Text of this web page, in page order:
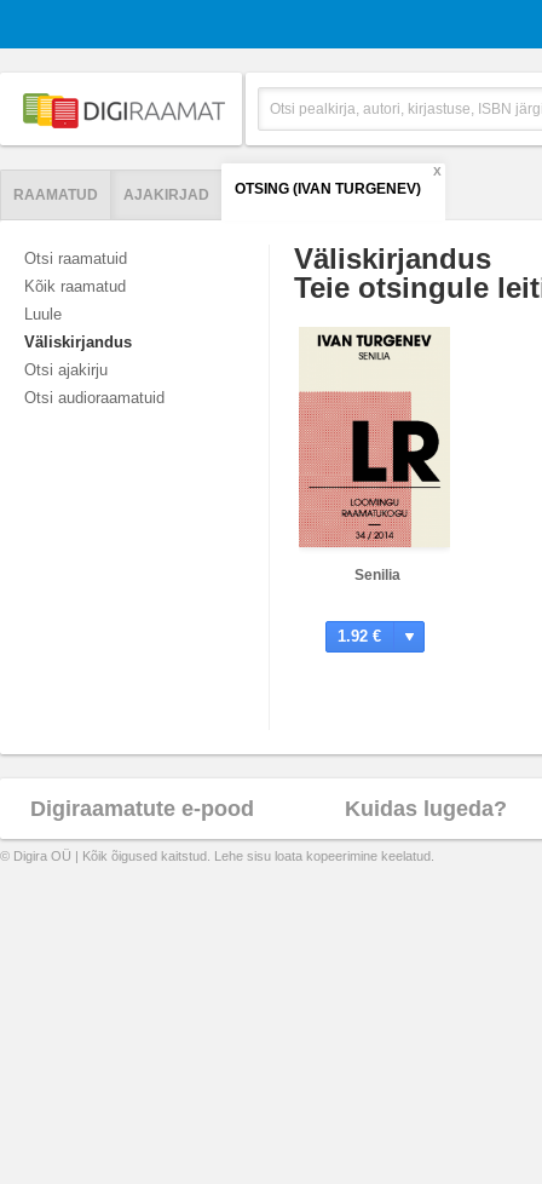
RAAMATUD AJAKIRJAD OTSING (IVAN TURGENEV)
X
Otsi raamatuid
Kõik raamatud
Luule
Väliskirjandus
Otsi ajakirju
Otsi audioraamatuid
Väliskirjandus
Teie otsingule
Senilia
1.92 €
Digiraamatute e-pood Kuidas lugeda?
© Digira OÜ | Kõik õigused kaitstud. Lehe sisu loata kopeerimine keelatud.